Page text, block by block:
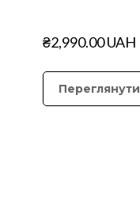
₴2,990.00 UAH
Переглянути